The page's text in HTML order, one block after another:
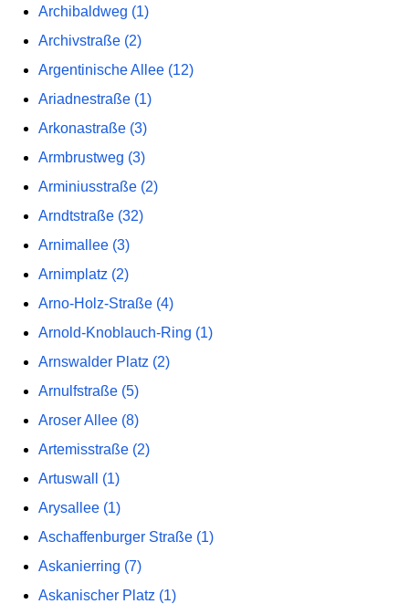
Archibaldweg (1)
Archivstraße (2)
Argentinische Allee (12)
Ariadnestraße (1)
Arkonastraße (3)
Armbrustweg (3)
Arminiusstraße (2)
Arndtstraße (32)
Arnimallee (3)
Arnimplatz (2)
Arno-Holz-Straße (4)
Arnold-Knoblauch-Ring (1)
Arnswalder Platz (2)
Arnulfstraße (5)
Aroser Allee (8)
Artemisstraße (2)
Artuswall (1)
Arysallee (1)
Aschaffenburger Straße (1)
Askanierring (7)
Askanischer Platz (1)